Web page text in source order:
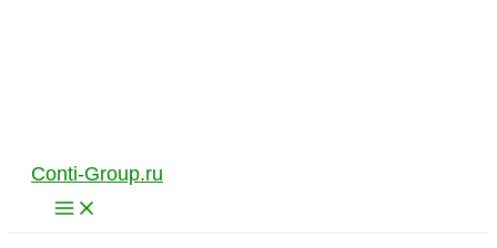
Conti-Group.ru
Main
Menu